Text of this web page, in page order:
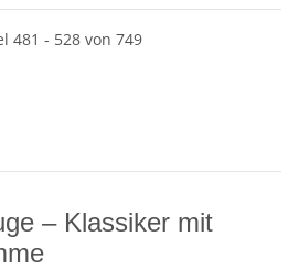
481 - 528 von 749
– Klassiker mit